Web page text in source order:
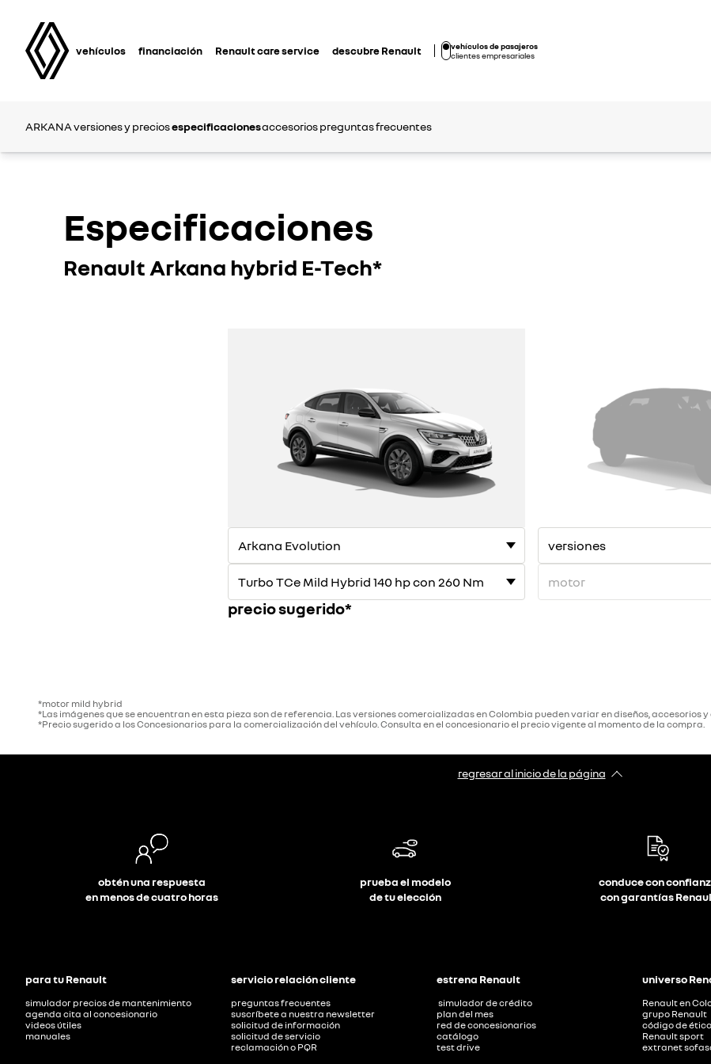
vehículos financiación Renault care service descubre Renault
vehículos de pasajeros
clientes empresariales
ARKANAversiones y preciosespecificacionesaccesoriospreguntas frecuentes
Especificaciones
Renault Arkana hybrid E-Tech*
precio sugerido*
*motor mild hybrid
*Las imágenes que se encuentran en esta pieza son de referencia. Las versiones comercializadas en Colombia pueden variar en diseños, accesorios
*Precio sugerido a los Concesionarios para la comercialización del vehículo. Consulta en el concesionario el precio vigente al momento de la compra.
regresar al inicio de la página
obtén una respuesta
en menos de cuatro horas
prueba el modelo
de tu elección
conduce con
con garantías
para tu Renault
simulador precios de mantenimiento
agenda cita al concesionario
videos útiles
manuales
servicio relación cliente
preguntas frecuentes
suscríbete a nuestra newsletter
solicitud de información
solicitud de servicio
reclamación o PQR
estrena Renault
​ simulador de crédito
plan del mes
red de concesionarios
catálogo
test drive
universo
Renault en
grupo Renault
código de ética
Renault sport
extranet